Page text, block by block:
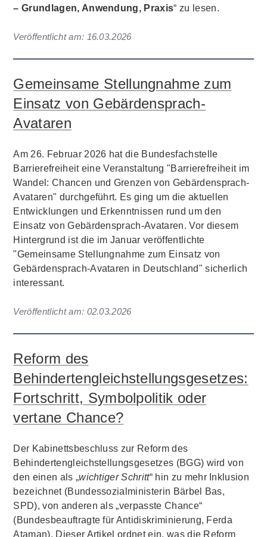
– Grundlagen, Anwendung, Praxis“ zu lesen.
Veröffentlicht am: 16.03.2026
Gemeinsame Stellungnahme zum
Einsatz von Gebärdensprach-
Avataren
Am 26. Februar 2026 hat die Bundesfachstelle
Barrierefreiheit eine Veranstaltung "Barrierefreiheit im
Wandel: Chancen und Grenzen von Gebärdensprach-
Avataren" durchgeführt. Es ging um die aktuellen
Entwicklungen und Erkenntnissen rund um den
Einsatz von Gebärdensprach-Avataren. Vor diesem
Hintergrund ist die im Januar veröffentlichte
"Gemeinsame Stellungnahme zum Einsatz von
Gebärdensprach-Avataren in Deutschland" sicherlich
interessant.
Veröffentlicht am: 02.03.2026
Reform des
Behindertengleichstellungsgesetzes:
Fortschritt, Symbolpolitik oder
vertane Chance?
Der Kabinettsbeschluss zur Reform des
Behindertengleichstellungsgesetzes (BGG) wird von
den einen als „wichtiger Schritt“ hin zu mehr Inklusion
bezeichnet (Bundessozialministerin Bärbel Bas,
SPD), von anderen als „verpasste Chance“
(Bundesbeauftragte für Antidiskriminierung, Ferda
Ataman). Dieser Artikel ordnet ein, was die Reform